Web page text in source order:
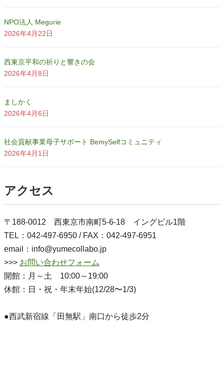
NPO法人 Megurie
2026年4月22日
西東京平和の祈りと響きの会
2026年4月8日
ましかく
2026年4月6日
社会貢献事業母子サポート BemySelfコミュニティ
2026年4月1日
アクセス
〒188-0012 西東京市南町5-6-18 イングビル1階
TEL：042-497-6950 / FAX：042-497-6951
email：info@yumecollabo.jp
>>> お問い合わせフォーム
開館：月～土 10:00～19:00
休館：日・祝・年末年始(12/28〜1/3)
●西武新宿線「田無駅」南口から徒歩2分